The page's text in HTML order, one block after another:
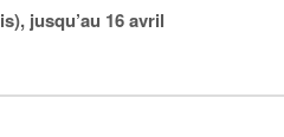
jusqu’au 16 avril